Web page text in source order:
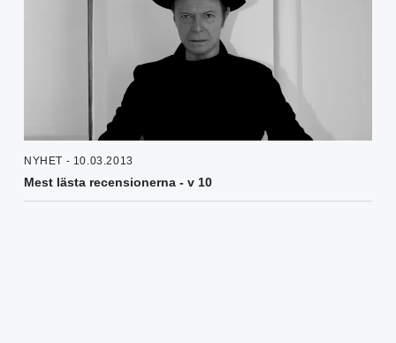
NYHET - 10.03.2013
Mest lästa recensionerna - v 10